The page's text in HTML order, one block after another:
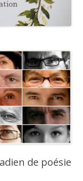
de poésie